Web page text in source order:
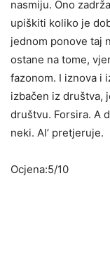
nasmiju. Ono
upiškiti koliko je
jednom ponove taj
ostane na tome,
fazonom. I iznova i
izbačen iz društva,
društvu. Forsira. A
neki. Al’ pretjeruje.
Ocjena:5/10